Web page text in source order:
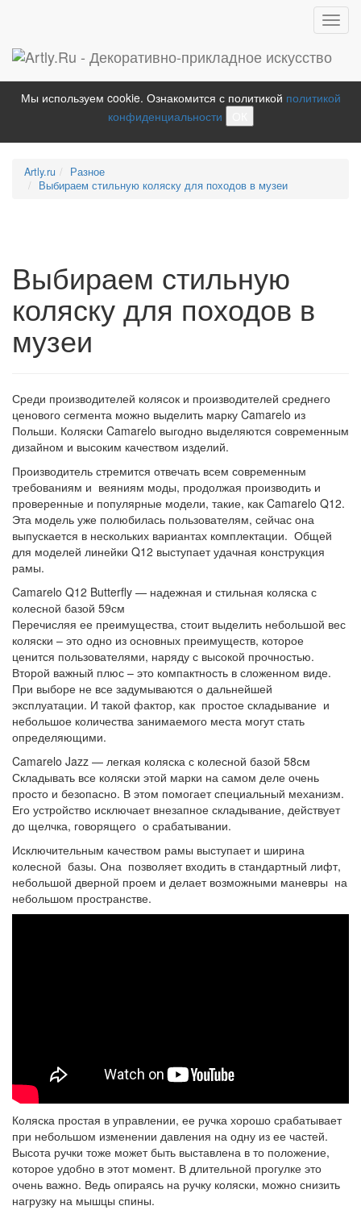
Мы используем cookie. Ознакомится с политикой политикой
конфиденциальности
Artly.ru
Разное
Выбираем стильную коляску для походов в музеи
Выбираем стильную
коляску для походов в
музеи
Среди производителей колясок и производителей среднего
ценового сегмента можно выделить марку Camarelo из
Польши. Коляски Camarelo выгодно выделяются современным
дизайном и высоким качеством изделий.
Производитель стремится отвечать всем современным
требованиям и веяниям моды, продолжая производить и
проверенные и популярные модели, такие, как Camarelo Q12.
Эта модель уже полюбилась пользователям, сейчас она
выпускается в нескольких вариантах комплектации. Общей
для моделей линейки Q12 выступает удачная конструкция
рамы.
Camarelo Q12 Butterfly — надежная и стильная коляска с
колесной базой 59см
Перечисляя ее преимущества, стоит выделить небольшой вес
коляски – это одно из основных преимуществ, которое
ценится пользователями, наряду с высокой прочностью.
Второй важный плюс – это компактность в сложенном виде.
При выборе не все задумываются о дальнейшей
эксплуатации. И такой фактор, как простое складывание и
небольшое количества занимаемого места могут стать
определяющими.
Camarelo Jazz — легкая коляска с колесной базой 58см
Складывать все коляски этой марки на самом деле очень
просто и безопасно. В этом помогает специальный механизм.
Его устройство исключает внезапное складывание, действует
до щелчка, говорящего о срабатывании.
Исключительным качеством рамы выступает и ширина
колесной базы. Она позволяет входить в стандартный лифт,
небольшой дверной проем и делает возможными маневры на
небольшом пространстве.
Коляска простая в управлении, ее ручка хорошо срабатывает
при небольшом изменении давления на одну из ее частей.
Высота ручки тоже может быть выставлена в то положение,
которое удобно в этот момент. В длительной прогулке это
очень важно. Ведь опираясь на ручку коляски, можно снизить
нагрузку на мышцы спины.